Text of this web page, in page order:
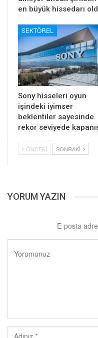
en büyük hissedarı
SEKTÖREL
Sony hisseleri oyun
işindeki iyimser
beklentiler sayesinde
rekor seviyede
ÖNCEKI SONRAKI
YORUM YAZIN
E-posta